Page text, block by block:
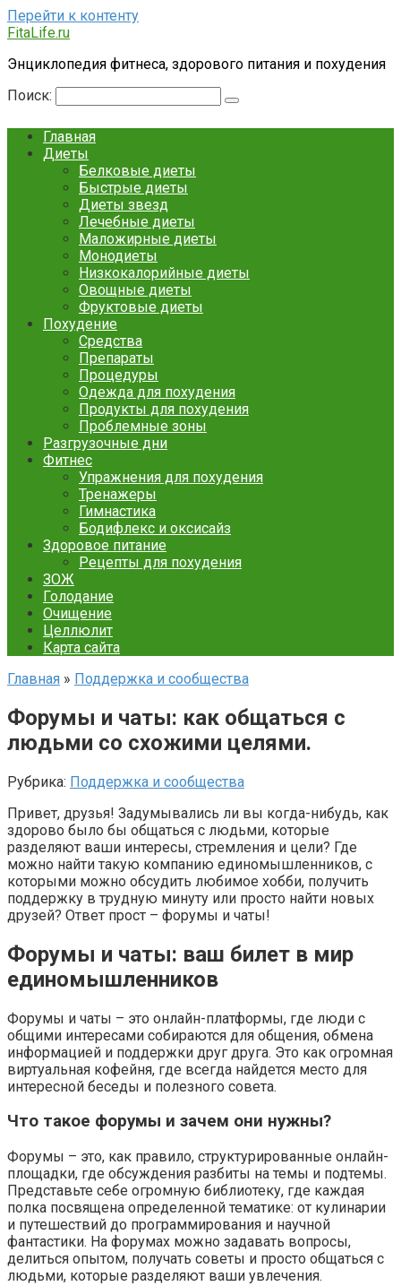
Перейти к контенту
FitaLife.ru
Энциклопедия фитнеса, здорового питания и похудения
Поиск:
Главная
Диеты
Белковые диеты
Быстрые диеты
Диеты звезд
Лечебные диеты
Маложирные диеты
Монодиеты
Низкокалорийные диеты
Овощные диеты
Фруктовые диеты
Похудение
Средства
Препараты
Процедуры
Одежда для похудения
Продукты для похудения
Проблемные зоны
Разгрузочные дни
Фитнес
Упражнения для похудения
Тренажеры
Гимнастика
Бодифлекс и оксисайз
Здоровое питание
Рецепты для похудения
ЗОЖ
Голодание
Очищение
Целлюлит
Карта сайта
Главная » Поддержка и сообщества
Форумы и чаты: как общаться с
людьми со схожими целями.
Рубрика: Поддержка и сообщества
Привет, друзья! Задумывались ли вы когда-нибудь, как
здорово было бы общаться с людьми, которые
разделяют ваши интересы, стремления и цели? Где
можно найти такую компанию единомышленников, с
которыми можно обсудить любимое хобби, получить
поддержку в трудную минуту или просто найти новых
друзей? Ответ прост – форумы и чаты!
Форумы и чаты: ваш билет в мир
единомышленников
Форумы и чаты – это онлайн-платформы, где люди с
общими интересами собираются для общения, обмена
информацией и поддержки друг друга. Это как огромная
виртуальная кофейня, где всегда найдется место для
интересной беседы и полезного совета.
Что такое форумы и зачем они нужны?
Форумы – это, как правило, структурированные онлайн-
площадки, где обсуждения разбиты на темы и подтемы.
Представьте себе огромную библиотеку, где каждая
полка посвящена определенной тематике: от кулинарии
и путешествий до программирования и научной
фантастики. На форумах можно задавать вопросы,
делиться опытом, получать советы и просто общаться с
людьми, которые разделяют ваши увлечения.